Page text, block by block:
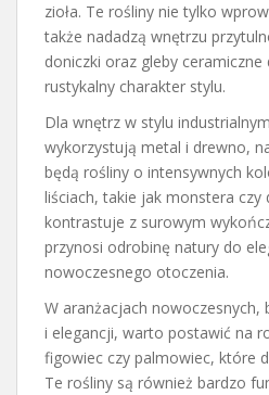
zioła. Te rośliny nie tylko
także nadadzą wnętrzu
doniczki oraz gleby
rustykalny charakter stylu.
Dla wnętrz w stylu
wykorzystują metal i drewno,
będą rośliny o intensywnych
liściach, takie jak monstera czy
kontrastuje z surowym
przynosi odrobinę natury do
nowoczesnego otoczenia.
W aranżacjach nowoczesnych,
i elegancji, warto postawić na
figowiec czy palmowiec, które
Te rośliny są również bardzo